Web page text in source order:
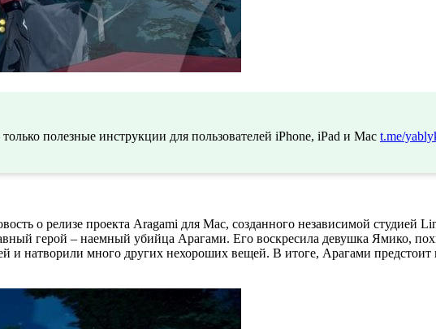
полезные инструкции для пользователей iPhone, iPad и Mac t.me/
о релизе проекта Aragami для Mac, созданного независимой студией
герой – наемный убийца Арагами. Его воскресила девушка Ямико,
и натворили много других нехороших вещей. В итоге, Арагами предстоит